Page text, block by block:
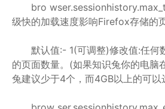
bro
级快的加载速度影响Firefox存储的
默认值:- 1(可调整)修改值:任何
的页面数量。(如果知识兔你的电脑
兔建议少于4个，而4GB以上的可以